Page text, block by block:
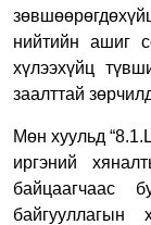
нийтийн ашиг
хүлээхүйц
заалттай
Мөн хуульд
иргэний
байцаагчаас
байгууллагын